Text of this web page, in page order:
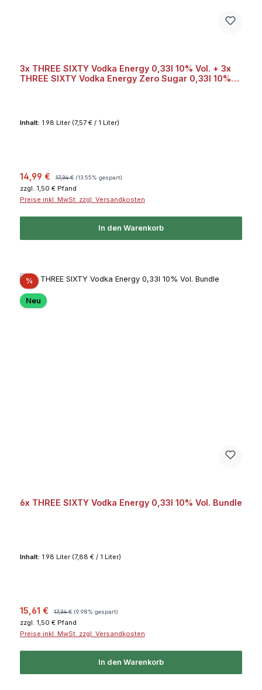
3x THREE SIXTY Vodka Energy 0,33l 10% Vol. + 3x
THREE SIXTY Vodka Energy Zero Sugar 0,33l 10%
Inhalt: 1.98 Liter (7,57 € / 1 Liter)
Verkaufspreis:
14,99 € 17,34 € (13.55% gespart)
zzgl. 1,50 € Pfand
Preise inkl. MwSt. zzgl. Versandkosten
In den Warenkorb
%Rabatt
Neu
6x THREE SIXTY Vodka Energy 0,33l 10% Vol. Bundle
Inhalt: 1.98 Liter (7,88 € / 1 Liter)
Verkaufspreis:
15,61 € 17,34 € (9.98% gespart)
zzgl. 1,50 € Pfand
Preise inkl. MwSt. zzgl. Versandkosten
In den Warenkorb